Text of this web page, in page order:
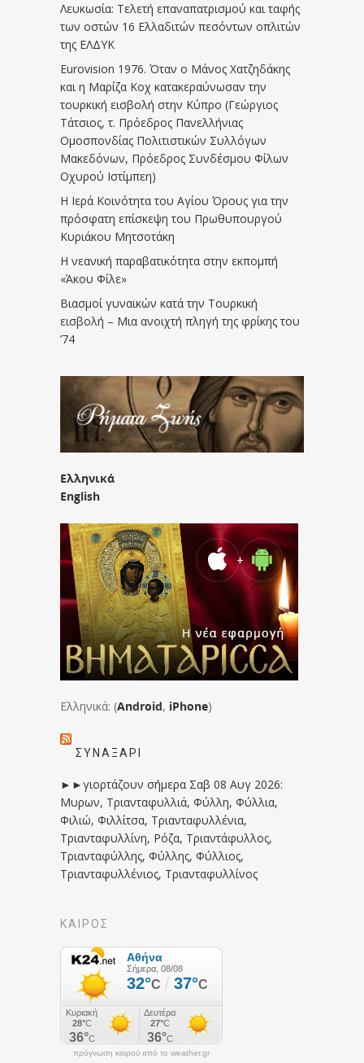
Λευκωσία: Τελετή επαναπατρισμού και ταφής
των οστών 16 Ελλαδιτών πεσόντων οπλιτών
της ΕΛΔΥΚ
Eurovision 1976. Όταν ο Μάνος Χατζηδάκης
και η Μαρίζα Κοχ κατακεραύνωσαν την
τουρκική εισβολή στην Κύπρο (Γεώργιος
Τάτσιος, τ. Πρόεδρος Πανελλήνιας
Ομοσπονδίας Πολιτιστικών Συλλόγων
Μακεδόνων, Πρόεδρος Συνδέσμου Φίλων
Οχυρού Ιστίμπεη)
Η Ιερά Κοινότητα του Αγίου Όρους για την
πρόσφατη επίσκεψη του Πρωθυπουργού
Κυριάκου Μητσοτάκη
Η νεανική παραβατικότητα στην εκπομπή
«Άκου Φίλε»
Βιασμοί γυναικών κατά την Τουρκική
εισβολή – Μια ανοιχτή πληγή της φρίκης του
’74
Ελληνικά
English
Ελληνικά: (Android, iPhone)
ΣΥΝΑΞΆΡΙ
►►γιορτάζουν σήμερα Σαβ 08 Αυγ 2026:
Μυρων, Τριανταφυλλιά, Φύλλη, Φύλλια,
Φιλιώ, Φιλλίτσα, Τριανταφυλλένια,
Τριανταφυλλίνη, Ρόζα, Τριαντάφυλλος,
Τριανταφύλλης, Φύλλης, Φύλλιος,
Τριανταφυλλένιος, Τριανταφυλλίνος
ΚΑΙΡΟΣ
πρόγνωση καιρού από το weather.gr